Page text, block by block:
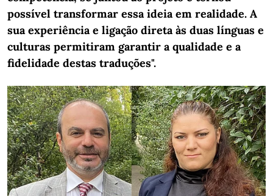
possível transformar essa ideia em realidade. A
sua experiência e ligação direta às duas línguas e
culturas permitiram garantir a qualidade e a
fidelidade destas traduções".